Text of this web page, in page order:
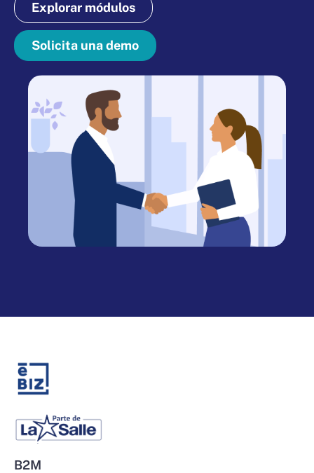
Explorar módulos
Solicita una demo
B2M